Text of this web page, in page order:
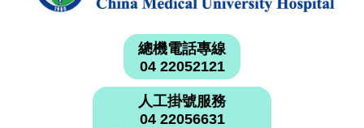
總機電話專線
04 22052121
人工掛號服務
04 22056631